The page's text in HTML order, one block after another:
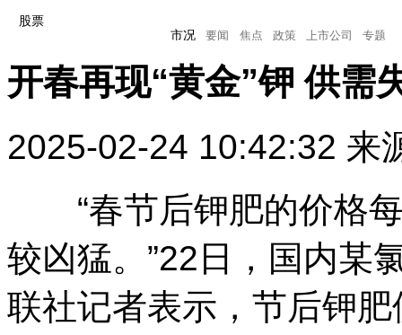
市况 要闻 焦点 政策 上市公司 专题
股票
市况
要闻 焦点 政策 上市公司 专题
开春再现“黄金”钾 供需
2025-02-24 10:42:32 来
“春节后钾肥的价格每
较凶猛。”22日，国内某
联社记者表示，节后钾